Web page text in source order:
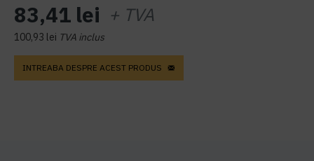
83,41 lei + TVA
100,93 lei TVA inclus
INTREABA DESPRE ACEST PRODUS